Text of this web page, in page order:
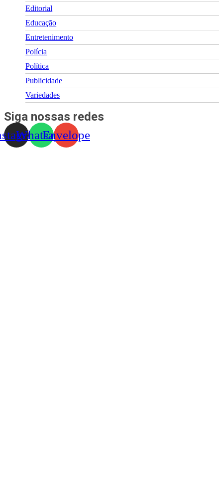
Editorial
Educação
Entretenimento
Polícia
Política
Publicidade
Variedades
Siga nossas redes
WhatsappEnvelope